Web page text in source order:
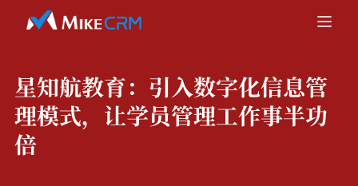
星知航教育： 引入数字化信息管
理模式，让学员管理工作事半功
倍